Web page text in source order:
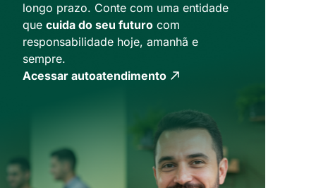
longo prazo. Conte com uma entidade
que cuida do seu futuro com
responsabilidade hoje, amanhã e
sempre.
Acessar autoatendimento